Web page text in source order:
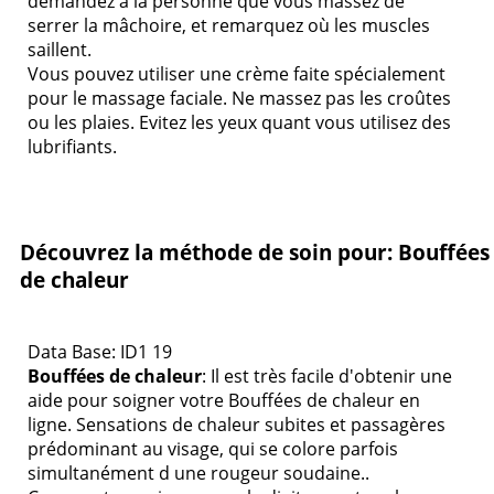
serrer la mâchoire, et remarquez où les muscles
saillent.
Vous pouvez utiliser une crème faite spécialement
pour le massage faciale. Ne massez pas les croûtes
ou les plaies. Evitez les yeux quant vous utilisez des
lubrifiants.
Découvrez la méthode de soin pour: Bouffées
de chaleur
Data Base: ID1 19
Bouffées de chaleur: Il est très facile d'obtenir une
aide pour soigner votre Bouffées de chaleur en
ligne. Sensations de chaleur subites et passagères
prédominant au visage, qui se colore parfois
simultanément d une rougeur soudaine..